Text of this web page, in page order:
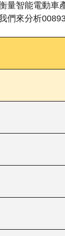
量智能電動車
來分析